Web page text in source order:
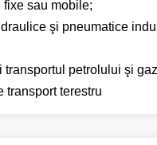
fixe sau mobile;
şi pneumatice
petrolului şi
terestru